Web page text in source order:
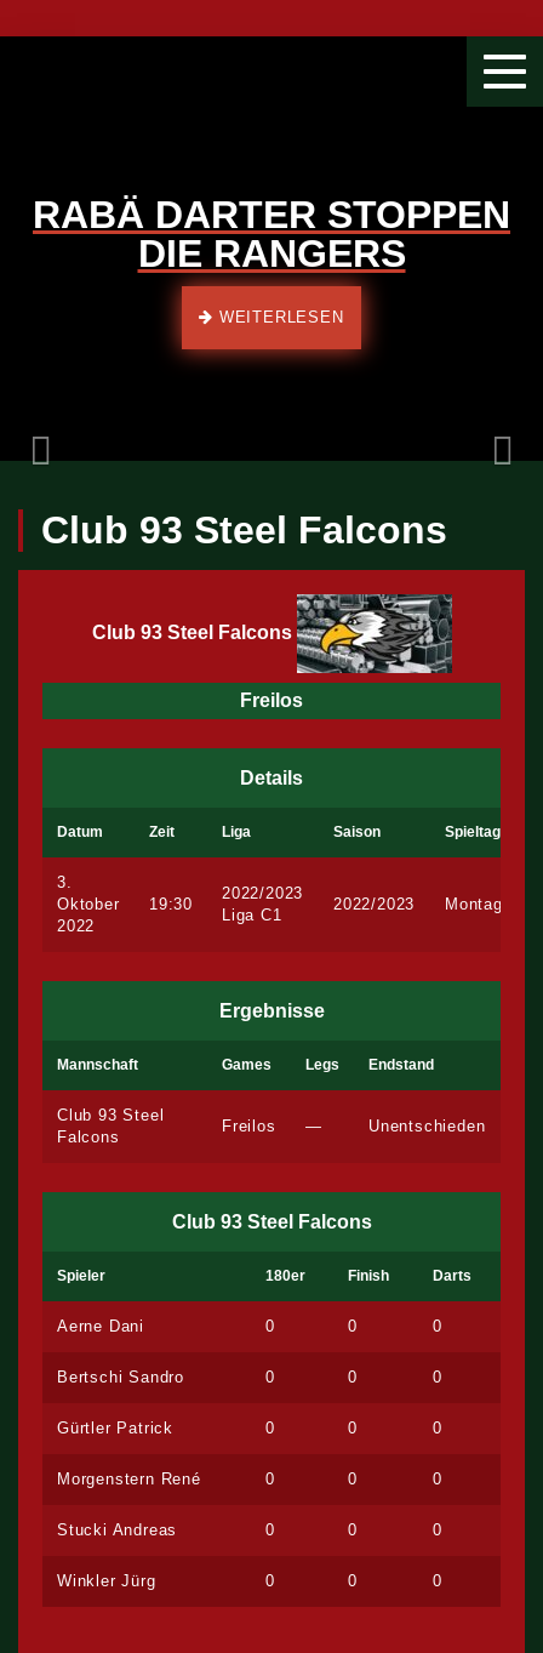
RABÄ DARTER STOPPEN
DIE RANGERS
WEITERLESEN
Previous
Club 93 Steel Falcons
Club 93 Steel Falcons
Freilos
Details
Datum Zeit Liga Saison Spieltag
3.
Oktober
2022
19:30
2022/2023
Liga C1
2022/2023 Montag
Ergebnisse
Mannschaft Games Legs Endstand
Club 93 Steel
Falcons
Freilos — Unentschieden
Club 93 Steel Falcons
Spieler 180er Finish Darts
Aerne Dani 0 0 0
Bertschi Sandro 0 0 0
Gürtler Patrick 0 0 0
Morgenstern René 0 0 0
Stucki Andreas 0 0 0
Winkler Jürg 0 0 0